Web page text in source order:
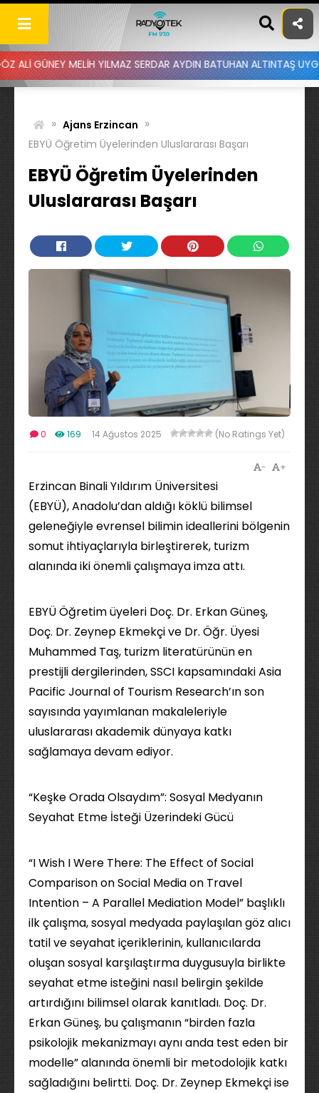
Skip
content
YILMAZ SERDAR AYDIN BATUHAN ALTINTAŞ UYGAR DOĞANAY
» Ajans Erzincan »
EBYÜ Öğretim Üyelerinden Uluslararası Başarı
EBYÜ Öğretim Üyelerinden
Uluslararası Başarı
0 169 14 Ağustos 2025 (No Ratings Yet)
+
-
Erzincan Binali Yıldırım Üniversitesi
(EBYÜ), Anadolu’dan aldığı köklü bilimsel
geleneğiyle evrensel bilimin ideallerini bölgenin
somut ihtiyaçlarıyla birleştirerek, turizm
alanında iki önemli çalışmaya imza attı.
EBYÜ Öğretim üyeleri Doç. Dr. Erkan Güneş,
Doç. Dr. Zeynep Ekmekçi ve Dr. Öğr. Üyesi
Muhammed Taş, turizm literatürünün en
prestijli dergilerinden, SSCI kapsamındaki Asia
Pacific Journal of Tourism Research’ın son
sayısında yayımlanan makaleleriyle
uluslararası akademik dünyaya katkı
sağlamaya devam ediyor.
“Keşke Orada Olsaydım”: Sosyal Medyanın
Seyahat Etme İsteği Üzerindeki Gücü
“I Wish I Were There: The Effect of Social
Comparison on Social Media on Travel
Intention – A Parallel Mediation Model” başlıklı
ilk çalışma, sosyal medyada paylaşılan göz alıcı
tatil ve seyahat içeriklerinin, kullanıcılarda
oluşan sosyal karşılaştırma duygusuyla birlikte
seyahat etme isteğini nasıl belirgin şekilde
artırdığını bilimsel olarak kanıtladı. Doç. Dr.
Erkan Güneş, bu çalışmanın “birden fazla
psikolojik mekanizmayı aynı anda test eden bir
modelle” alanında önemli bir metodolojik katkı
sağladığını belirtti. Doç. Dr. Zeynep Ekmekçi ise